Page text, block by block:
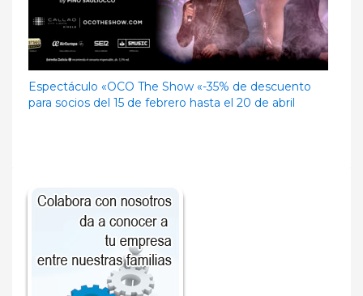
Espectáculo «OCO The Show «-35% de descuento
para socios del 15 de febrero hasta el 20 de abril